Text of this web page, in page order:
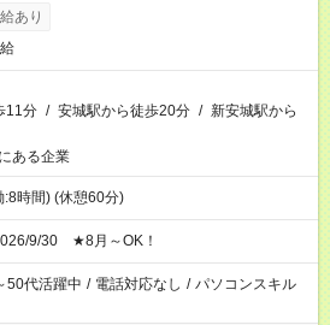
あり
11分 / 安城駅から徒歩20分 / 新安城駅から
ある企業
時間) (休憩60分)
9/30 ★8月～OK！
50代活躍中 / 電話対応なし / パソコンスキル